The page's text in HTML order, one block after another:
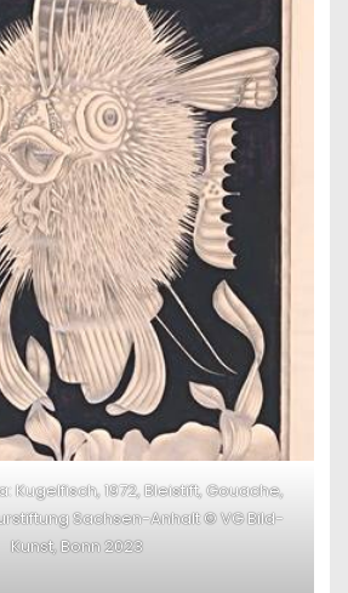
Kugelfisch, 1972, Bleistift, Gouache,
Sachsen-Anhalt © VG Bild-
Kunst, Bonn 2023